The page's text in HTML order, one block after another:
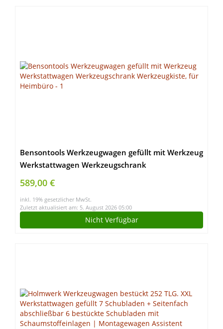
Bensontools Werkzeugwagen gefüllt mit Werkzeug
Werkstattwagen Werkzeugschrank
Werkzeugkiste, für Heimbüro
589,00 €
inkl. 19% gesetzlicher MwSt.
Zuletzt aktualisiert am: 5. August 2026 05:00
Nicht Verfügbar